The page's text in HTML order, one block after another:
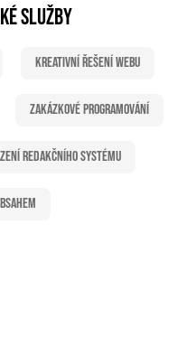
SLUŽBY
Kreativní řešení webu
Zakázkové programování
redakčního systému